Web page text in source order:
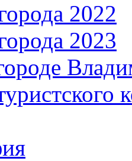
2022
2023